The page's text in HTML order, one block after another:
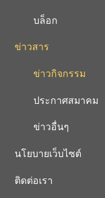
บล็อก
ข่าวสาร
ข่าวกิจกรรม
ประกาศสมาคม
ข่าวอื่นๆ
นโยบายเว็บไซต์
ติดต่อเรา